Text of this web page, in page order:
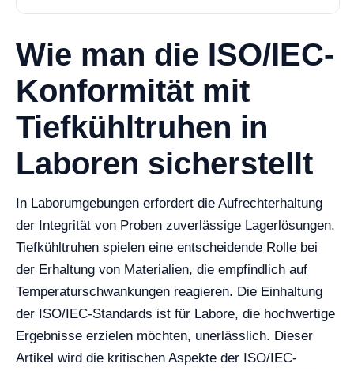
Wie man die ISO/IEC-
Konformität mit
Tiefkühltruhen in
Laboren sicherstellt
In Laborumgebungen erfordert die Aufrechterhaltung
der Integrität von Proben zuverlässige Lagerlösungen.
Tiefkühltruhen spielen eine entscheidende Rolle bei
der Erhaltung von Materialien, die empfindlich auf
Temperaturschwankungen reagieren. Die Einhaltung
der ISO/IEC-Standards ist für Labore, die hochwertige
Ergebnisse erzielen möchten, unerlässlich. Dieser
Artikel wird die kritischen Aspekte der ISO/IEC-